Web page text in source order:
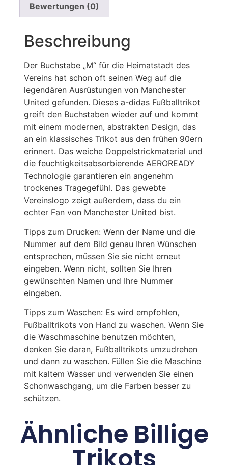
Bewertungen (0)
Beschreibung
Der Buchstabe „M“ für die Heimatstadt des
Vereins hat schon oft seinen Weg auf die
legendären Ausrüstungen von Manchester
United gefunden. Dieses a-didas Fußballtrikot
greift den Buchstaben wieder auf und kommt
mit einem modernen, abstrakten Design, das
an ein klassisches Trikot aus den frühen 90ern
erinnert. Das weiche Doppelstrickmaterial und
die feuchtigkeitsabsorbierende AEROREADY
Technologie garantieren ein angenehm
trockenes Tragegefühl. Das gewebte
Vereinslogo zeigt außerdem, dass du ein
echter Fan von Manchester United bist.
Tipps zum Drucken: Wenn der Name und die
Nummer auf dem Bild genau Ihren Wünschen
entsprechen, müssen Sie sie nicht erneut
eingeben. Wenn nicht, sollten Sie Ihren
gewünschten Namen und Ihre Nummer
eingeben.
Tipps zum Waschen: Es wird empfohlen,
Fußballtrikots von Hand zu waschen. Wenn Sie
die Waschmaschine benutzen möchten,
denken Sie daran, Fußballtrikots umzudrehen
und dann zu waschen. Füllen Sie die Maschine
mit kaltem Wasser und verwenden Sie einen
Schonwaschgang, um die Farben besser zu
schützen.
Ähnliche Billige